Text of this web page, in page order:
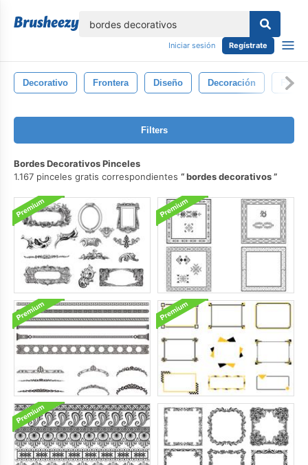
Iniciar sesión Regístrate
Decorativo Frontera Diseño Decoración Floral
Filters
Bordes Decorativos Pinceles
1.167 pinceles gratis correspondientes
bordes decorativos